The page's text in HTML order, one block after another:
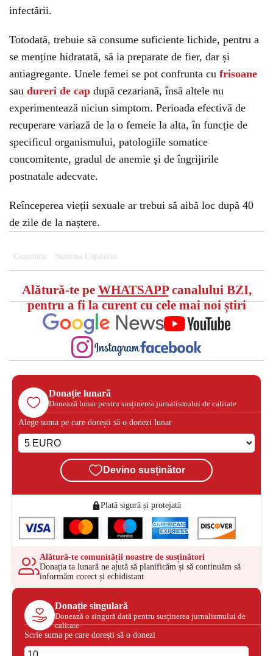
infectării.
Totodată, trebuie să consume suficiente lichide, pentru a
se menține hidratată, să ia preparate de fier, dar și
antiagregante. Unele femei se pot confrunta cu frisoane
sau dureri de cap după cezariană, însă altele nu
experimentează niciun simptom. Perioada efectivă de
recuperare variază de la o femeie la alta, în funcție de
specificul organismului, patologiile somatice
concomitente, gradul de anemie şi de îngrijirile
postnatale adecvate.
Reînceperea vieții sexuale ar trebui să aibă loc după 40
de zile de la naștere.
Cezariana Nasterea Copilului
Alătură-te pe WHATSAPPcanalului BZI,
pentru a fi la curent cu cele mai noi știri
Donație lunară
Donează lunar pentru susținerea jurnalismului de calitate
Alege suma pe care dorești să o donezi lunar
Devino susținător
Plată sigură și protejată
Alătură-te comunității noastre de susținători
Donația ta lunară ne ajută să planificăm și să continuăm să
informăm corect și echidistant
Donație singulară
Donează o singură dată pentru susținerea jurnalismului de
calitate
Scrie suma pe care dorești să o donezi